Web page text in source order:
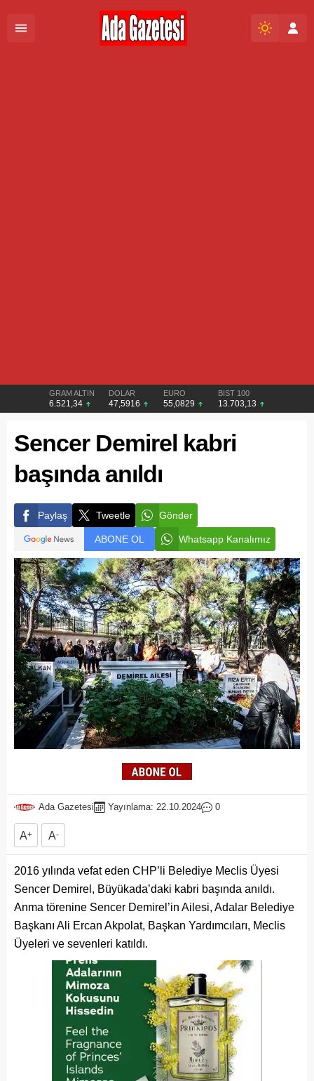
GRAM ALTIN
6.521,34
DOLAR
47,5916
EURO
55,0829
BIST 100
13.703,13
Sencer Demirel kabri
başında anıldı
Paylaş Tweetle Gönder
ABONE OL Whatsapp Kanalımız
Ada Gazetesi Yayınlama: 22.10.2024 0
A+ A-
2016 yılında vefat eden CHP’li Belediye Meclis Üyesi
Sencer Demirel, Büyükada’daki kabri başında anıldı.
Anma törenine Sencer Demirel’in Ailesi, Adalar Belediye
Başkanı Ali Ercan Akpolat, Başkan Yardımcıları, Meclis
Üyeleri ve sevenleri katıldı.